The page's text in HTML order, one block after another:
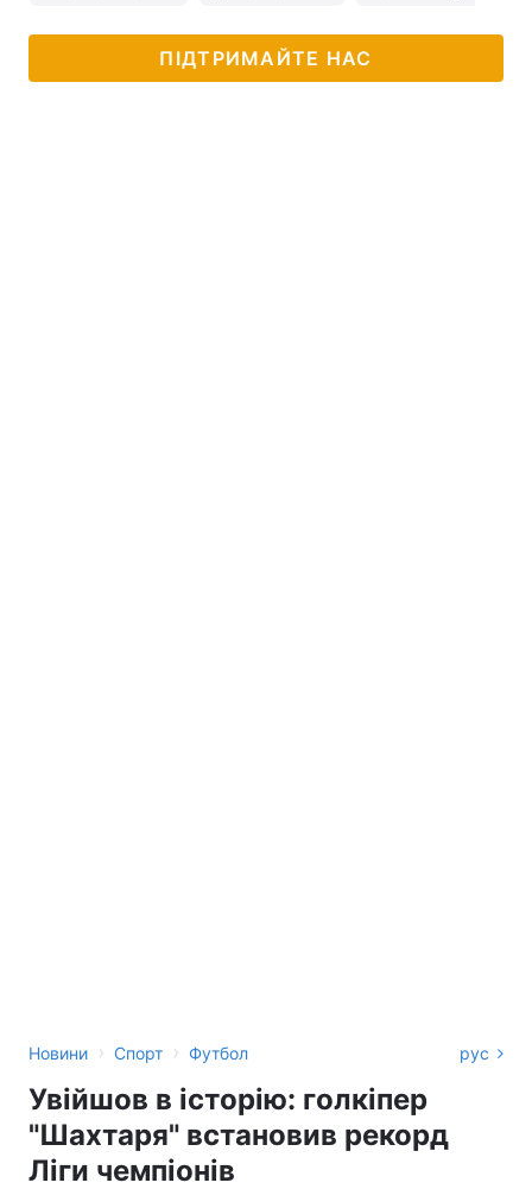
ПІДТРИМАЙТЕ НАС
Новини › Спорт › Футбол рус
Увійшов в історію: голкіпер
"Шахтаря" встановив рекорд
Ліги чемпіонів